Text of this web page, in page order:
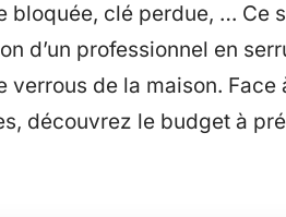
bloquée, clé perdue, … Ce
d’un professionnel en
verrous de la maison.
découvrez le budget à